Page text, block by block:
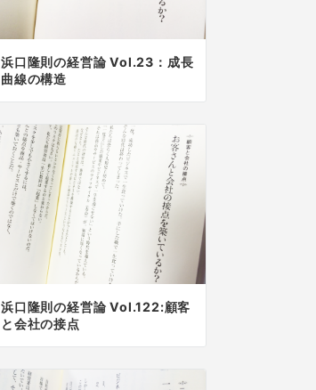
浜口隆則の経営論 Vol.23：成長
曲線の構造
浜口隆則の経営論 Vol.122:顧客
と会社の接点